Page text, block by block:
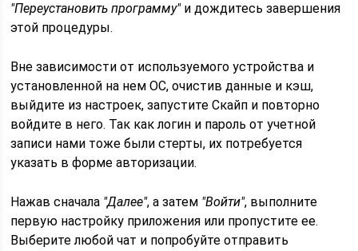
"Переустановить программу"и дождитесь завершения
этой процедуры.
Вне зависимости от используемого устройства и
установленной на нем ОС, очистив данные и кэш,
выйдите из настроек, запустите Скайп и повторно
войдите в него. Так как логин и пароль от учетной
записи нами тоже были стерты, их потребуется
указать в форме авторизации.
Нажав сначала "Далее", а затем "Войти", выполните
первую настройку приложения или пропустите ее.
Выберите любой чат и попробуйте отправить